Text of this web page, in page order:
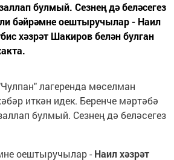
булмый. Сезнең дә беләсегез
бәйрәмне оештыручылар - Наил
хәзрәт Шакиров белән булган
лагеренда мөселман
иткән идек. Беренче мәртәбә
булмый. Сезнең дә беләсегез
оештыручылар - Наил хәзрәт